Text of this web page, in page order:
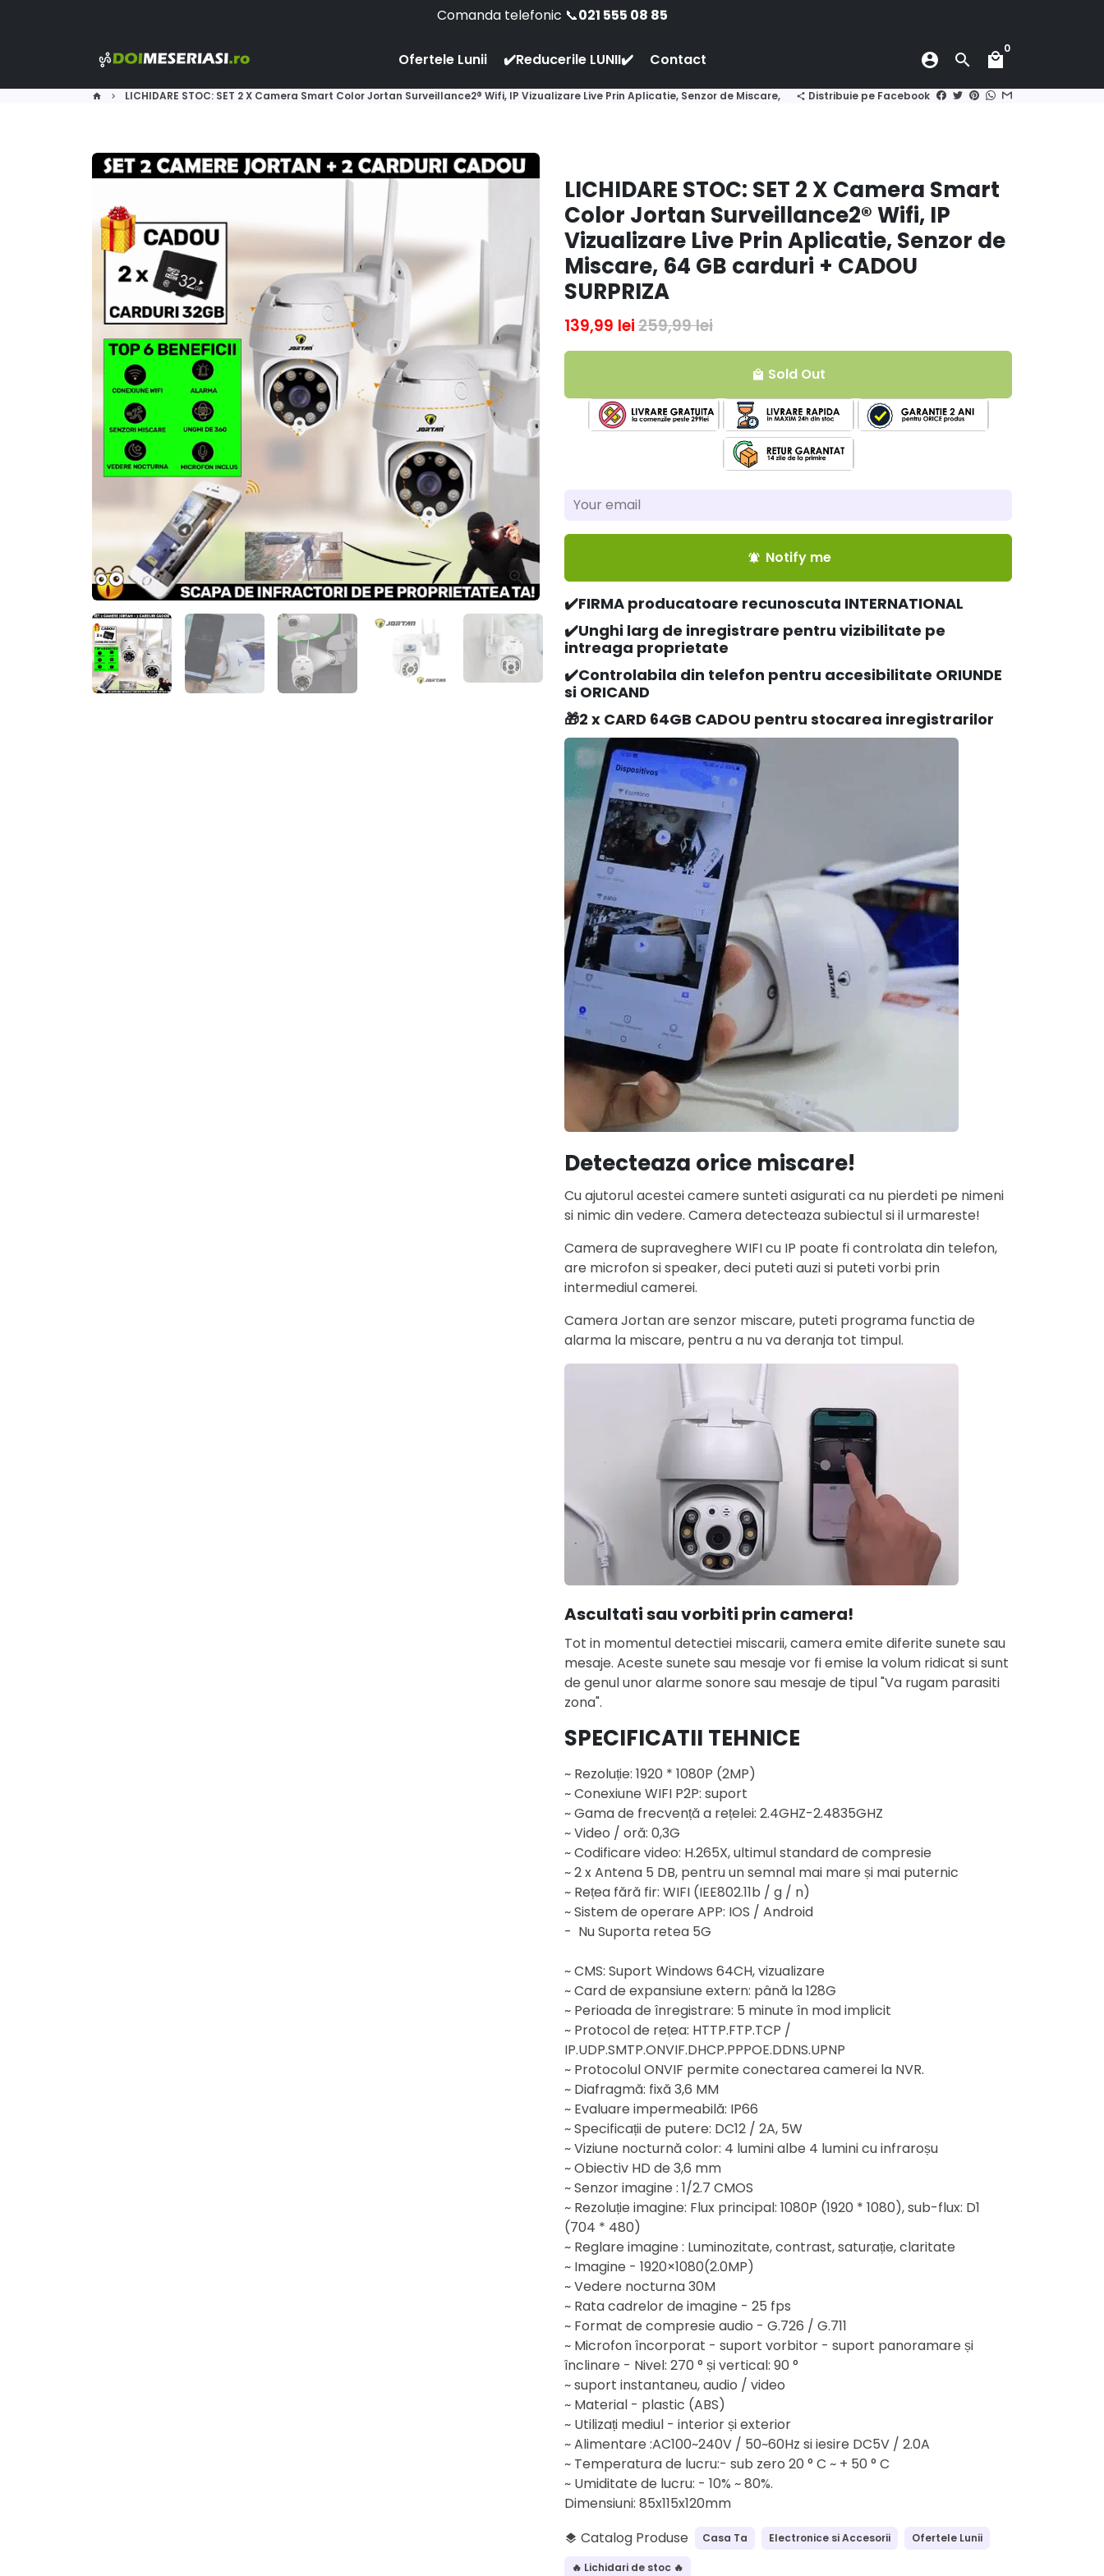
Comanda telefonic 📞021 555 08 85
Ofertele Lunii ✔️Reducerile LUNII✔️ Contact account_circle search local_mall
0
home keyboard_arrow_right LICHIDARE STOC: SET 2 X Camera Smart Color Jortan Surveillance2® Wifi, IP Vizualizare Live Prin Aplicatie, Senzor de Miscare, 64 GB carduri + CADOU SURPRIZA
share Distribuie pe Facebook
LICHIDARE STOC: SET 2 X Camera Smart
Color Jortan Surveillance2® Wifi, IP
Vizualizare Live Prin Aplicatie, Senzor de
Miscare, 64 GB carduri + CADOU
SURPRIZA
139,99 lei259,99 lei
local_mall Sold Out
notifications_active Notify me
✔️FIRMA producatoare recunoscuta INTERNATIONAL
✔️Unghi larg de inregistrare pentru vizibilitate pe
intreaga proprietate
✔️Controlabila din telefon pentru accesibilitate ORIUNDE
si ORICAND
🎁2 x CARD 64GB CADOU pentru stocarea inregistrarilor
Detecteaza orice miscare!
Cu ajutorul acestei camere sunteti asigurati ca nu pierdeti pe nimeni
si nimic din vedere. Camera detecteaza subiectul si il urmareste!
Camera de supraveghere WIFI cu IP poate fi controlata din telefon,
are microfon si speaker, deci puteti auzi si puteti vorbi prin
intermediul camerei.
Camera Jortan are senzor miscare, puteti programa functia de
alarma la miscare, pentru a nu va deranja tot timpul.
Ascultati sau vorbiti prin camera!
Tot in momentul detectiei miscarii, camera emite diferite sunete sau
mesaje. Aceste sunete sau mesaje vor fi emise la volum ridicat si sunt
de genul unor alarme sonore sau mesaje de tipul "Va rugam parasiti
zona".
SPECIFICATII TEHNICE
~ Rezoluție: 1920 * 1080P (2MP)
~ Conexiune WIFI P2P: suport
~ Gama de frecvență a rețelei: 2.4GHZ-2.4835GHZ
~ Video / oră: 0,3G
~ Codificare video: H.265X, ultimul standard de compresie
~ 2 x Antena 5 DB, pentru un semnal mai mare și mai puternic
~ Rețea fără fir: WIFI (IEE802.11b / g / n)
~ Sistem de operare APP: IOS / Android
- Nu Suporta retea 5G
~ CMS: Suport Windows 64CH, vizualizare
~ Card de expansiune extern: până la 128G
~ Perioada de înregistrare: 5 minute în mod implicit
~ Protocol de rețea: HTTP.FTP.TCP /
IP.UDP.SMTP.ONVIF.DHCP.PPPOE.DDNS.UPNP
~ Protocolul ONVIF permite conectarea camerei la NVR.
~ Diafragmă: fixă 3,6 MM
~ Evaluare impermeabilă: IP66
~ Specificații de putere: DC12 / 2A, 5W
~ Viziune nocturnă color: 4 lumini albe 4 lumini cu infraroșu
~ Obiectiv HD de 3,6 mm
~ Senzor imagine : 1/2.7 CMOS
~ Rezoluție imagine: Flux principal: 1080P (1920 * 1080), sub-flux: D1
(704 * 480)
~ Reglare imagine : Luminozitate, contrast, saturație, claritate
~ Imagine - 1920×1080(2.0MP)
~ Vedere nocturna 30M
~ Rata cadrelor de imagine - 25 fps
~ Format de compresie audio - G.726 / G.711
~ Microfon încorporat - suport vorbitor - suport panoramare și
înclinare - Nivel: 270 ° și vertical: 90 °
~ suport instantaneu, audio / video
~ Material - plastic (ABS)
~ Utilizați mediul - interior și exterior
~ Alimentare :AC100~240V / 50~60Hz si iesire DC5V / 2.0A
~ Temperatura de lucru:- sub zero 20 ° C ~ + 50 ° C
~ Umiditate de lucru: - 10% ~ 80%.
Dimensiuni: 85x115x120mm
layers Catalog Produse Casa Ta Electronice si Accesorii Ofertele Lunii
🔥 Lichidari de stoc 🔥